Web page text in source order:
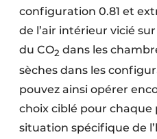
configuration 0.81 et
de l’air intérieur vicié
du CO2 dans les
sèches dans les
pouvez ainsi opérer
choix ciblé pour
situation spécifique de